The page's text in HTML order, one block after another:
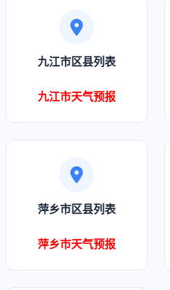
九江市区县列表
九江市天气预报
萍乡市区县列表
萍乡市天气预报